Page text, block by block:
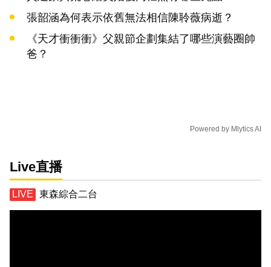
張韶涵為何表示依舊無法相信陳聆薇病逝？
《天才衝衝衝》父親節企劃集結了哪些演藝圈帥
爸？
Powered by Mlytics AI
Live直播
東森綜合二台